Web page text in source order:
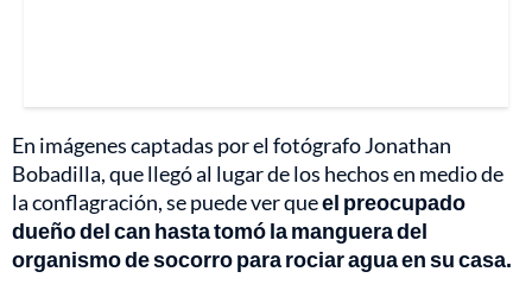
En imágenes captadas por el fotógrafo Jonathan
Bobadilla, que llegó al lugar de los hechos en medio de
la conflagración, se puede ver queel preocupado
dueño del can hasta tomó la manguera del
organismo de socorro para rociar agua en su casa.